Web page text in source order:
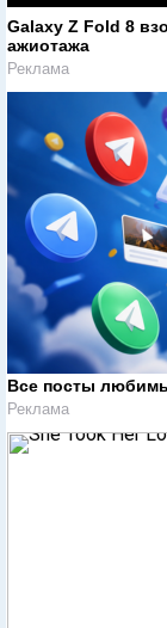
Galaxy Z Fold 8
ажиотажа
Реклама
Все посты
Реклама